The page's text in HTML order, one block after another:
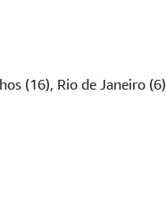
(16), Rio de Janeiro (6)